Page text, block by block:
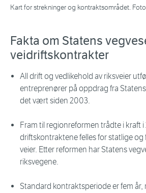
Kart for strekninger og kontraktsområdet.
Fakta om Statens
veidriftskontrakter
All drift og vedlikehold av riksveier
entreprenører på oppdrag fra
det vært siden 2003.
Fram til regionreformen trådte i kraft
driftskontraktene felles for statlige og
veier. Etter reformen har Statens
riksvegene.
Standard kontraktsperiode er fem